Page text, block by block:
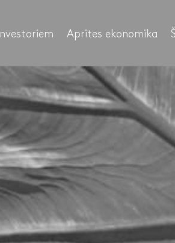
Investoriem Aprites ekonomika